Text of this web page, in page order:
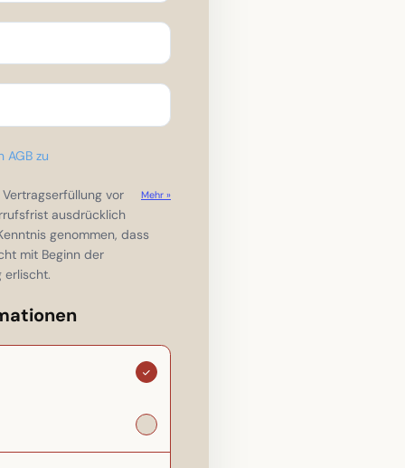
AGB zu
Mehr »
vor
ausdrücklich
genommen, dass
mit Beginn der
erlischt.